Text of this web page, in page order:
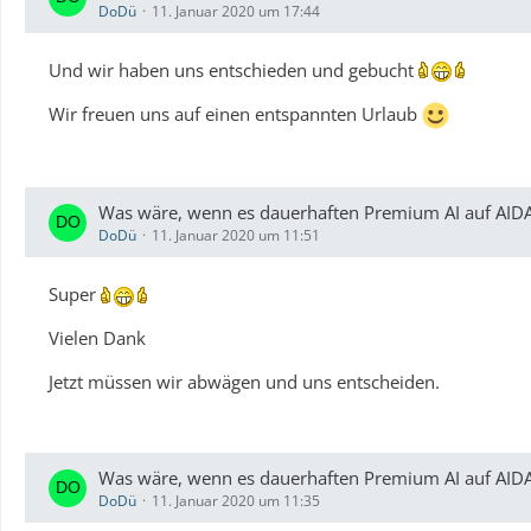
DoDü 11. Januar 2020 um 17:44
Und wir haben uns entschieden und gebucht
Wir freuen uns auf einen entspannten Urlaub
Was wäre, wenn es dauerhaften Premium AI auf
DoDü 11. Januar 2020 um 11:51
Super
Vielen Dank
Jetzt müssen wir abwägen und uns entscheiden.
Was wäre, wenn es dauerhaften Premium AI auf
DoDü 11. Januar 2020 um 11:35